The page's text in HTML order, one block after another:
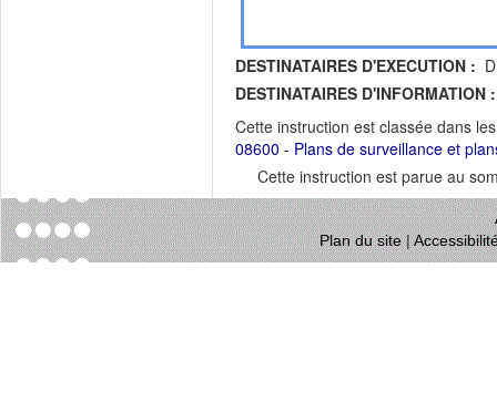
DESTINATAIRES D'EXECUTION :
DESTINATAIRES D'INFORMATION :
Cette instruction est classée dans
08600 - Plans de surveillance et
Cette instruction est parue au
Plan du site|